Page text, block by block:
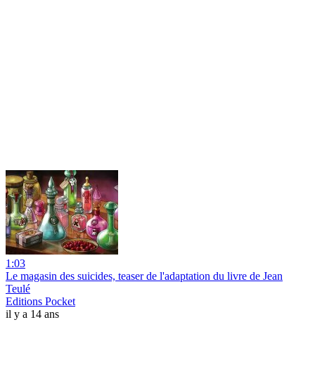
1:03
Le magasin des suicides, teaser de l'adaptation du livre de Jean
Teulé
Editions Pocket
il y a 14 ans